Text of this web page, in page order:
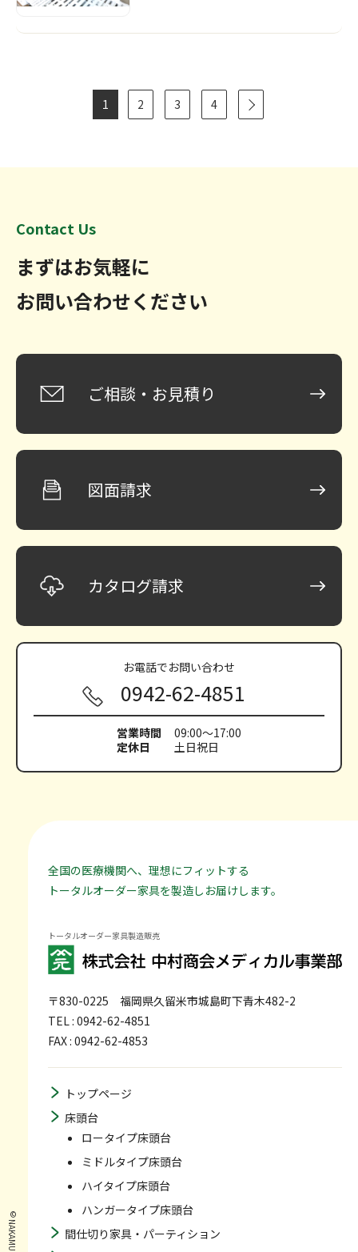
1 2 3 4
Contact Us
まずはお気軽に
お問い合わせください
ご相談・お見積り
図面請求
カタログ請求
お電話でお問い合わせ
0942-62-4851
営業時間
09:00～17:00
定休日
土日祝日
全国の医療機関へ、理想にフィットする
トータルオーダー家具を製造しお届けします。
トータルオーダー家具製造販売
〒830-0225 福岡県久留米市城島町下青木482-2
TEL : 0942-62-4851
FAX : 0942-62-4853
トップページ
床頭台
ロータイプ床頭台
ミドルタイプ床頭台
ハイタイプ床頭台
ハンガータイプ床頭台
間仕切り家具・パーティション